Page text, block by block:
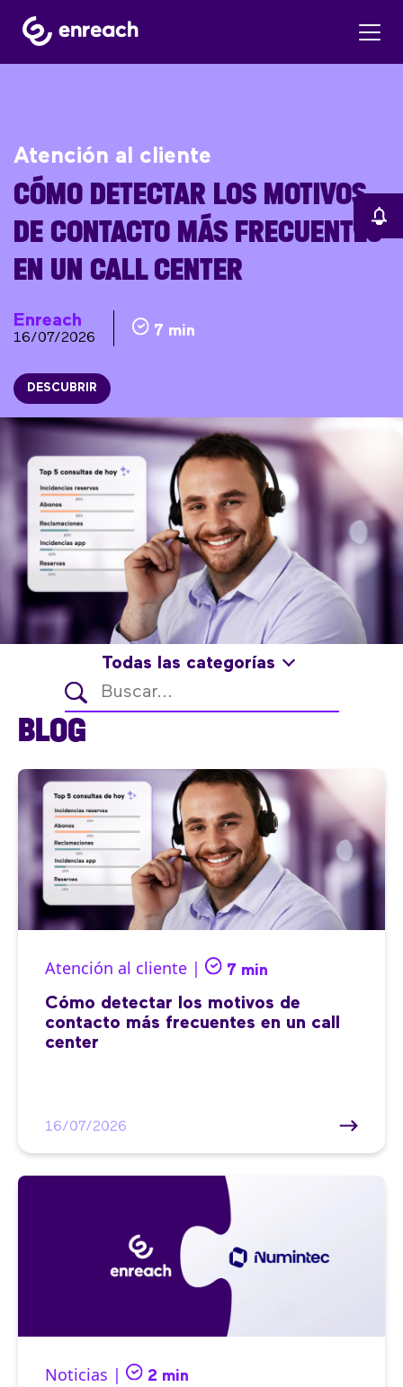
Atención al cliente
CÓMO DETECTAR LOS MOTIVOS
DE CONTACTO MÁS FRECUENTES
EN UN CALL CENTER
Enreach
16/07/2026 7 min
DESCUBRIR
Todas las categorías
BLOG
Atención al cliente | 7 min
Cómo detectar los motivos de
contacto más frecuentes en un call
center
16/07/2026
Noticias | 2 min